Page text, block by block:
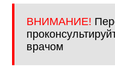
ВНИМАНИЕ!
врачом